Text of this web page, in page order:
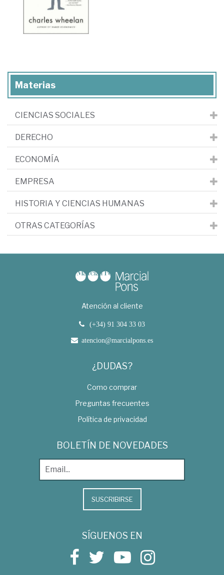
Materias
CIENCIAS SOCIALES
DERECHO
ECONOMÍA
EMPRESA
HISTORIA Y CIENCIAS HUMANAS
OTRAS CATEGORÍAS
Atención al cliente
(+34) 91 304 33 03
atencion@marcialpons.es
¿DUDAS?
Como comprar
Preguntas frecuentes
Política de privacidad
BOLETÍN DE NOVEDADES
SUSCRIBIRSE
SÍGUENOS EN